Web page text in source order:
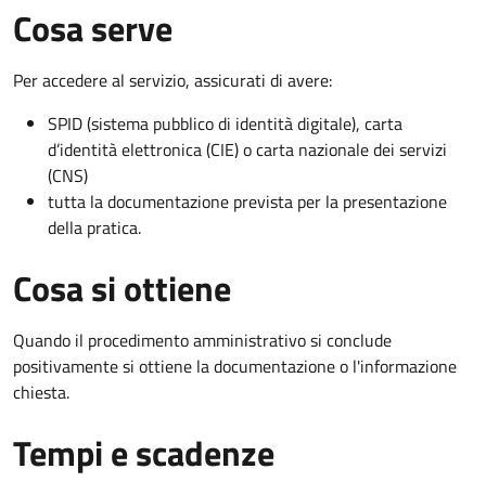
Cosa serve
Per accedere al servizio, assicurati di avere:
SPID (sistema pubblico di identità digitale), carta
d’identità elettronica (CIE) o carta nazionale dei servizi
(CNS)
tutta la documentazione prevista per la presentazione
della pratica.
Cosa si ottiene
Quando il procedimento amministrativo si conclude
positivamente si ottiene la documentazione o l'informazione
chiesta.
Tempi e scadenze